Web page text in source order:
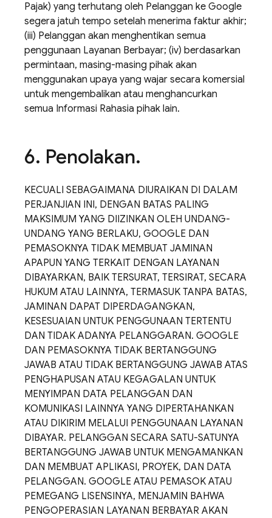
Pajak) yang terhutang oleh Pelanggan ke Google
segera jatuh tempo setelah menerima faktur akhir;
(iii) Pelanggan akan menghentikan semua
penggunaan Layanan Berbayar; (iv) berdasarkan
permintaan, masing-masing pihak akan
menggunakan upaya yang wajar secara komersial
untuk mengembalikan atau menghancurkan
semua Informasi Rahasia pihak lain.
6. Penolakan.
KECUALI SEBAGAIMANA DIURAIKAN DI DALAM
PERJANJIAN INI, DENGAN BATAS PALING
MAKSIMUM YANG DIIZINKAN OLEH UNDANG-
UNDANG YANG BERLAKU, GOOGLE DAN
PEMASOKNYA TIDAK MEMBUAT JAMINAN
APAPUN YANG TERKAIT DENGAN LAYANAN
DIBAYARKAN, BAIK TERSURAT, TERSIRAT, SECARA
HUKUM ATAU LAINNYA, TERMASUK TANPA BATAS,
JAMINAN DAPAT DIPERDAGANGKAN,
KESESUAIAN UNTUK PENGGUNAAN TERTENTU
DAN TIDAK ADANYA PELANGGARAN. GOOGLE
DAN PEMASOKNYA TIDAK BERTANGGUNG
JAWAB ATAU TIDAK BERTANGGUNG JAWAB ATAS
PENGHAPUSAN ATAU KEGAGALAN UNTUK
MENYIMPAN DATA PELANGGAN DAN
KOMUNIKASI LAINNYA YANG DIPERTAHANKAN
ATAU DIKIRIM MELALUI PENGGUNAAN LAYANAN
DIBAYAR. PELANGGAN SECARA SATU-SATUNYA
BERTANGGUNG JAWAB UNTUK MENGAMANKAN
DAN MEMBUAT APLIKASI, PROYEK, DAN DATA
PELANGGAN. GOOGLE ATAU PEMASOK ATAU
PEMEGANG LISENSINYA, MENJAMIN BAHWA
PENGOPERASIAN LAYANAN BERBAYAR AKAN